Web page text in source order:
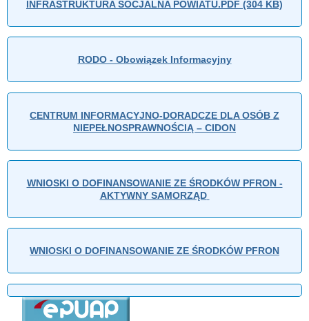
INFRASTRUKTURA SOCJALNA POWIATU.PDF (304 KB)
RODO - Obowiązek Informacyjny
CENTRUM INFORMACYJNO-DORADCZE DLA OSÓB Z
NIEPEŁNOSPRAWNOŚCIĄ – CIDON
WNIOSKI O DOFINANSOWANIE ZE ŚRODKÓW PFRON -
AKTYWNY SAMORZĄD
WNIOSKI O DOFINANSOWANIE ZE ŚRODKÓW PFRON